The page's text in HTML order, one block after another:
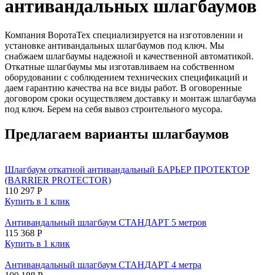
антивандальных шлагбаумов
Компания ВоротаТех специализируется на изготовлении и
установке антивандальных шлагбаумов под ключ. Мы
снабжаем шлагбаумы надежной и качественной автоматикой.
Откатные шлагбаумы мы изготавливаем на собственном
оборудовании с соблюдением технических спецификаций и
даем гарантию качества на все виды работ. В оговоренные
договором сроки осуществляем доставку и монтаж шлагбаума
под ключ. Берем на себя вывоз строительного мусора.
Предлагаем варианты шлагбаумов
Шлагбаум откатной антивандальный БАРЬЕР ПРОТЕКТОР
(BARRIER PROTECTOR)
110 297 Р
Купить в 1 клик
Антивандальный шлагбаум СТАНДАРТ 5 метров
115 368 Р
Купить в 1 клик
Антивандальный шлагбаум СТАНДАРТ 4 метра